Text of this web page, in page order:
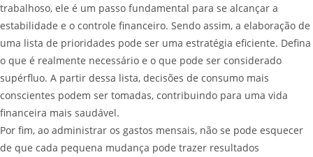
trabalhoso, ele é um passo fundamental para se alcançar a
estabilidade e o controle financeiro. Sendo assim, a elaboração de
uma lista de prioridades pode ser uma estratégia eficiente. Defina
o que é realmente necessário e o que pode ser considerado
supérfluo. A partir dessa lista, decisões de consumo mais
conscientes podem ser tomadas, contribuindo para uma vida
financeira mais saudável.
Por fim, ao administrar os gastos mensais, não se pode esquecer
de que cada pequena mudança pode trazer resultados